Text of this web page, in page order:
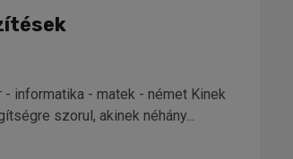
informatika - matek - német Kinek
szorul, akinek néhány...